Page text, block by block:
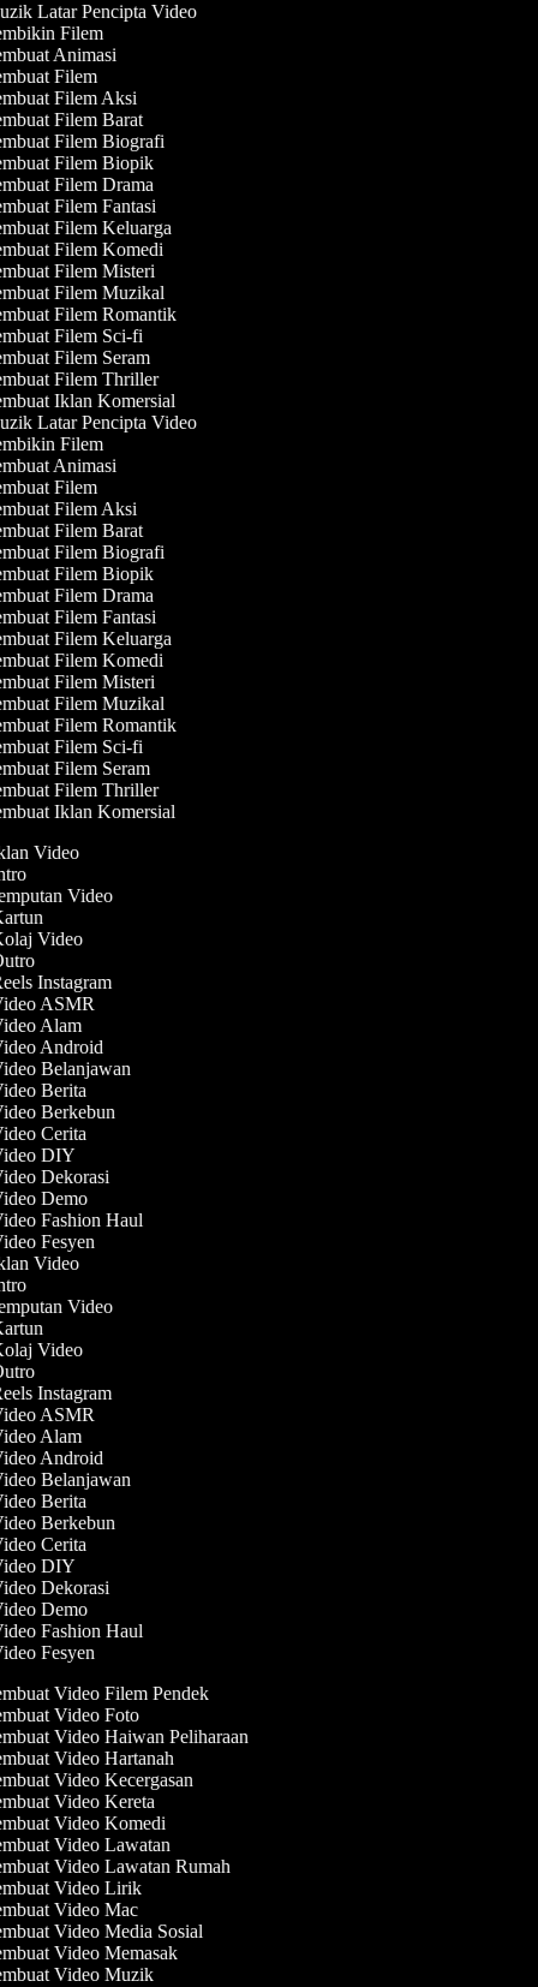
Latar Pencipta Video
Filem
Animasi
Filem
Filem Aksi
Filem Barat
Filem Biografi
Filem Biopik
Filem Drama
Filem Fantasi
Filem Keluarga
Filem Komedi
Filem Misteri
Filem Muzikal
Filem Romantik
Filem Sci-fi
Filem Seram
Filem Thriller
Iklan Komersial
Latar Pencipta Video
Filem
Animasi
Filem
Filem Aksi
Filem Barat
Filem Biografi
Filem Biopik
Filem Drama
Filem Fantasi
Filem Keluarga
Filem Komedi
Filem Misteri
Filem Muzikal
Filem Romantik
Filem Sci-fi
Filem Seram
Filem Thriller
Iklan Komersial
Video
Video
Video
Instagram
ASMR
Alam
Android
Belanjawan
Berita
Berkebun
Cerita
DIY
Dekorasi
Demo
Fashion Haul
Fesyen
Video
Video
Video
Instagram
ASMR
Alam
Android
Belanjawan
Berita
Berkebun
Cerita
DIY
Dekorasi
Demo
Fashion Haul
Fesyen
Video Filem Pendek
Video Foto
Video Haiwan Peliharaan
Video Hartanah
Video Kecergasan
Video Kereta
Video Komedi
Video Lawatan
Video Lawatan Rumah
Video Lirik
Video Mac
Video Media Sosial
Video Memasak
Video Muzik